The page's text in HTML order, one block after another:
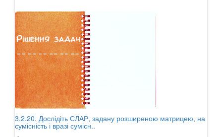
3.2.20. Дослідіть СЛАР, задану розширеною матрицею, на
сумісність і вразі сумісн..